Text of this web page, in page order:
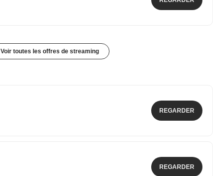
Voir toutes les offres de streaming
REGARDER
REGARDER